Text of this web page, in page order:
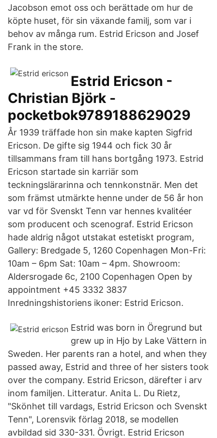
Jacobson emot oss och berättade om hur de
köpte huset, för sin växande familj, som var i
behov av många rum. Estrid Ericson and Josef
Frank in the store.
Estrid Ericson -
Christian Björk -
pocketbok9789188629029
År 1939 träffade hon sin make kapten Sigfrid
Ericson. De gifte sig 1944 och fick 30 år
tillsammans fram till hans bortgång 1973. Estrid
Ericson startade sin karriär som
teckningslärarinna och tennkonstnär. Men det
som främst utmärkte henne under de 56 år hon
var vd för Svenskt Tenn var hennes kvalitéer
som producent och scenograf. Estrid Ericson
hade aldrig något utstakat estetiskt program,
Gallery: Bredgade 5, 1260 Copenhagen Mon-Fri:
10am – 6pm Sat: 10am – 4pm. Showroom:
Aldersrogade 6c, 2100 Copenhagen Open by
appointment +45 3332 3837
Inredningshistoriens ikoner: Estrid Ericson.
Estrid was born in Öregrund but
grew up in Hjo by Lake Vättern in
Sweden. Her parents ran a hotel, and when they
passed away, Estrid and three of her sisters took
over the company. Estrid Ericson, därefter i arv
inom familjen. Litteratur. Anita L. Du Rietz,
"Skönhet till vardags, Estrid Ericson och Svenskt
Tenn", Lorensvik förlag 2018, se modellen
avbildad sid 330-331. Övrigt. Estrid Ericson